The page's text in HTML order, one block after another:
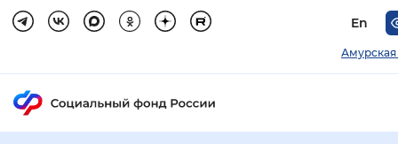
En
Амурская